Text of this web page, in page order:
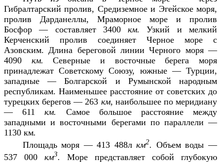
Гибралтарский пролив, Средиземное и Эгейское моря,
пролив Дарданеллы, Мраморное море и пролив
Босфор — составляет 3400км.Узкий и мелкий
Керченский пролив соединяет Черное море с
Азовским. Длина береговой линии Черного моря —
4090 км.Северные и восточные берега моря
принадлежат Советскому Союзу, южные — Турции,
западные — Болгарской и Румынской народным
республикам. Наименьшее расстояние от советских до
турецких берегов — 263 км, наибольшее по меридиану
— 611км. Самое большое расстояние между
западными и восточными берегами по параллели —
1130 км.
Площадь моря — 413 488лкм2. Объем воды —
537 000 км3. Море представляет собой глубокую